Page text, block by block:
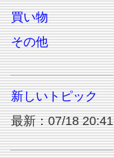
買い物
その他
新しいトピック
最新：07/18 20:41